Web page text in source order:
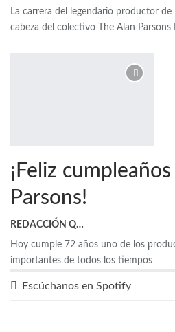
La carrera del legendario productor de
cabeza del colectivo The Alan Parsons
¡Feliz
Parsons!
REDACCIÓN QRP
Hoy cumple 72 años uno de los
importantes de todos los tiempos
Escúchanos en Spotify